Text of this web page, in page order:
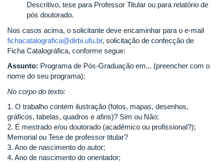
Descritivo, tese para Professor Titular ou para relatório de
pós doutorado.
Nos casos acima, o solicitante deve encaminhar para o e-mail
fichacatalografica@dirbi.ufu.br, solicitação de confecção de
Ficha Catalográfica, conforme segue:
Assunto: Programa de Pós-Graduação em... (preencher com o
nome do seu programa):
No corpo do texto:
1. O trabalho contém ilustração (fotos, mapas, desenhos,
gráficos, tabelas, quadros e afins)? Sim ou Não;
2. É mestrado e/ou doutorado (acadêmico ou profissional?);
Memorial ou Tese de professor titular?
3. Ano de nascimento do autor;
4. Ano de nascimento do orientador;